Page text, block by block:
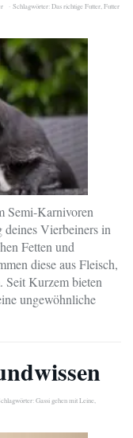
Schlagwörter:Das richtige Futter Futter
Semi-Karnivoren
deines Vierbeiners in
Fetten und
diese aus Fleisch,
Kurzem bieten
ungewöhnliche
Gassi gehen mit Leine,